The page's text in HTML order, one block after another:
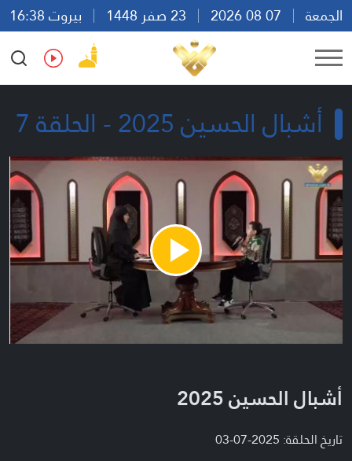
الجمعة
بيروت 16:38
Ar
En Fr Es
أشبال الحسين 2025 - الحلقة 7
Play
Video
أشبال الحسين 2025
تاريخ الحلقة: 2025-07-03